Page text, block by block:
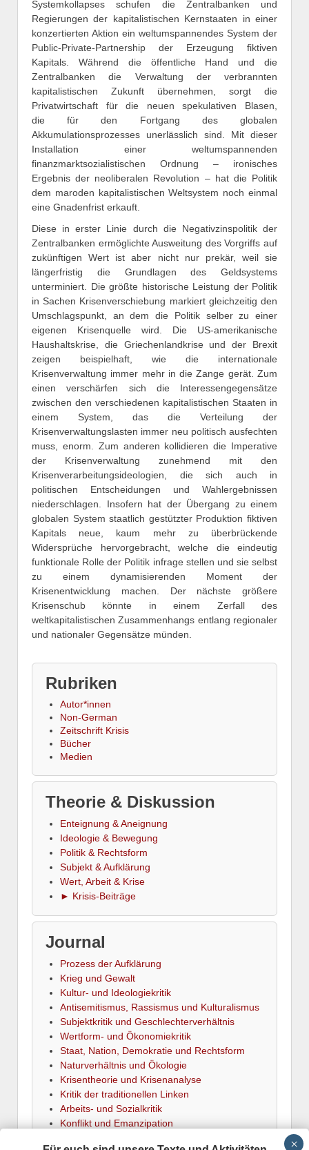
Systemkollapses schufen die Zentralbanken und
Regierungen der kapitalistischen Kernstaaten in einer
konzertierten Aktion ein weltumspannendes System der
Public-Private-Partnership der Erzeugung fiktiven
Kapitals. Während die öffentliche Hand und die
Zentralbanken die Verwaltung der verbrannten
kapitalistischen Zukunft übernehmen, sorgt die
Privatwirtschaft für die neuen spekulativen Blasen,
die für den Fortgang des globalen
Akkumulationsprozesses unerlässlich sind. Mit dieser
Installation einer weltumspannenden
finanzmarktsozialistischen Ordnung – ironisches
Ergebnis der neoliberalen Revolution – hat die Politik
dem maroden kapitalistischen Weltsystem noch einmal
eine Gnadenfrist erkauft.
Diese in erster Linie durch die Negativzinspolitik der
Zentralbanken ermöglichte Ausweitung des Vorgriffs auf
zukünftigen Wert ist aber nicht nur prekär, weil sie
längerfristig die Grundlagen des Geldsystems
unterminiert. Die größte historische Leistung der Politik
in Sachen Krisenverschiebung markiert gleichzeitig den
Umschlagspunkt, an dem die Politik selber zu einer
eigenen Krisenquelle wird. Die US-amerikanische
Haushaltskrise, die Griechenlandkrise und der Brexit
zeigen beispielhaft, wie die internationale
Krisenverwaltung immer mehr in die Zange gerät. Zum
einen verschärfen sich die Interessengegensätze
zwischen den verschiedenen kapitalistischen Staaten in
einem System, das die Verteilung der
Krisenverwaltungslasten immer neu politisch ausfechten
muss, enorm. Zum anderen kollidieren die Imperative
der Krisenverwaltung zunehmend mit den
Krisenverarbeitungsideologien, die sich auch in
politischen Entscheidungen und Wahlergebnissen
niederschlagen. Insofern hat der Übergang zu einem
globalen System staatlich gestützter Produktion fiktiven
Kapitals neue, kaum mehr zu überbrückende
Widersprüche hervorgebracht, welche die eindeutig
funktionale Rolle der Politik infrage stellen und sie selbst
zu einem dynamisierenden Moment der
Krisenentwicklung machen. Der nächste größere
Krisenschub könnte in einem Zerfall des
weltkapitalistischen Zusammenhangs entlang regionaler
und nationaler Gegensätze münden.
Rubriken
Autor*innen
Non-German
Zeitschrift Krisis
Bücher
Medien
Theorie & Diskussion
Enteignung & Aneignung
Ideologie & Bewegung
Politik & Rechtsform
Subjekt & Aufklärung
Wert, Arbeit & Krise
► Krisis-Beiträge
Journal
Prozess der Aufklärung
Krieg und Gewalt
Kultur- und Ideologiekritik
Antisemitismus, Rassismus und Kulturalismus
Subjektkritik und Geschlechterverhältnis
Wertform- und Ökonomiekritik
Staat, Nation, Demokratie und Rechtsform
Naturverhältnis und Ökologie
Krisentheorie und Krisenanalyse
Kritik der traditionellen Linken
Arbeits- und Sozialkritik
Konflikt und Emanzipation